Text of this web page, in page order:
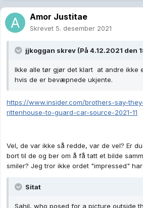
Amor Justitae
Skrevet 5. desember 2021
jjkoggan skrev (På 4.12.2021 den
Ikke alle tør gjør det klart at andre ikke
hvis de er bevæpnede ukjente.
https://www.insider.com/brothers-say-
rittenhouse-to-guard-car-source-2021-11
Vel, de var ikke så redde, var de vel? Er
bort til de og ber om å få tatt et bilde
smiler? Jeg tror ikke ordet "impressed"
Sitat
Sahil, who posed for a picture outside